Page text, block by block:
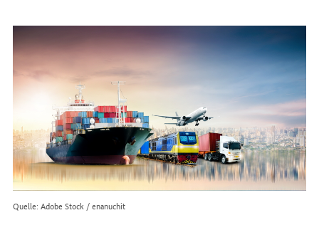
uns
im
Internet
Quelle: Adobe Stock / enanuchit